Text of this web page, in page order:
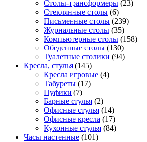
Столы-трансформеры (23)
Стеклянные столы (6)
Письменные столы (239)
Журнальные столы (35)
Компьютерные столы (158)
Обеденные столы (130)
Туалетные столики (94)
Кресла, стулья (145)
Кресла игровые (4)
Табуреты (17)
Пуфики (7)
Барные стулья (2)
Офисные стулья (14)
Офисные кресла (17)
Кухонные стулья (84)
Часы настенные (101)